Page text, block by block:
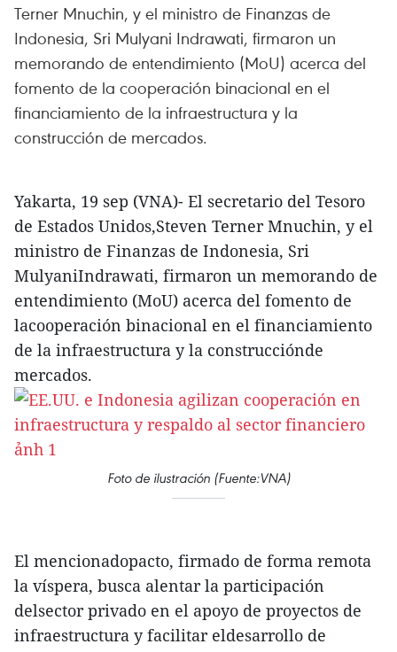
Terner Mnuchin, y el ministro de Finanzas de
Indonesia, Sri Mulyani Indrawati, firmaron un
memorando de entendimiento (MoU) acerca del
fomento de la cooperación binacional en el
financiamiento de la infraestructura y la
construcción de mercados.
Yakarta, 19 sep (VNA)- El secretario del Tesoro
de Estados Unidos,Steven Terner Mnuchin, y el
ministro de Finanzas de Indonesia, Sri
MulyaniIndrawati, firmaron un memorando de
entendimiento (MoU) acerca del fomento de
lacooperación binacional en el financiamiento
de la infraestructura y la construcciónde
mercados.
Foto de ilustración (Fuente:VNA)
El mencionadopacto, firmado de forma remota
la víspera, busca alentar la participación
delsector privado en el apoyo de proyectos de
infraestructura y facilitar eldesarrollo de